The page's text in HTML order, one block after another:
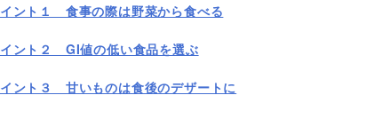
ント１ 食事の際は野菜から食べる
ント２ GI値の低い食品を選ぶ
ント３ 甘いものは食後のデザートに